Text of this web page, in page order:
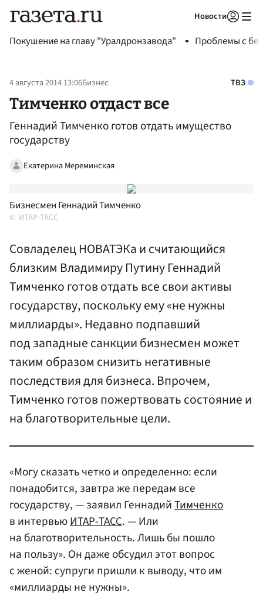
Новости
Покушение на главу "Уралдронзавода" Проблемы с
4 августа 2014 13:06Бизнес ТВЗ
Тимченко отдаст все
Геннадий Тимченко готов отдать имущество
государству
Екатерина Мереминская
Бизнесмен Геннадий Тимченко
ИТАР-ТАСС
Совладелец НОВАТЭКа и считающийся
близким Владимиру Путину Геннадий
Тимченко готов отдать все свои активы
государству, поскольку ему «не нужны
миллиарды». Недавно подпавший
под западные санкции бизнесмен может
таким образом снизить негативные
последствия для бизнеса. Впрочем,
Тимченко готов пожертвовать состояние и
на благотворительные цели.
«Могу сказать четко и определенно: если
понадобится, завтра же передам все
государству, — заявил ГеннадийТимченко
в интервьюИТАР-ТАСС. — Или
на благотворительность. Лишь бы пошло
на пользу». Он даже обсудил этот вопрос
с женой: супруги пришли к выводу, что им
«миллиарды не нужны».